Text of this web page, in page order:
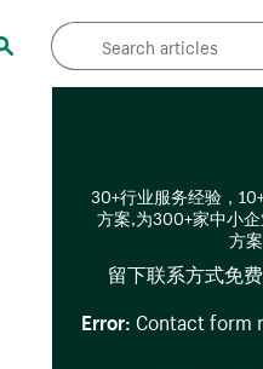
Search articles
Search
30+行业服务经验，
方案,为300+家中小
方案
留下联系方式免
Error: Contact form